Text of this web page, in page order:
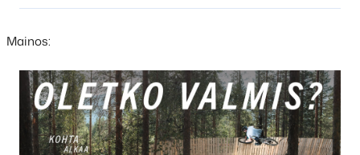
Mainos:
Hyppää
karusellisisällön
yli